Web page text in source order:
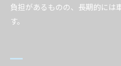
負担があるものの、長期的には
す。